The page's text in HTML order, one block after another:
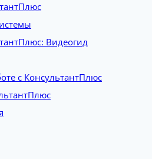
Видеогид
с КонсультантПлюс